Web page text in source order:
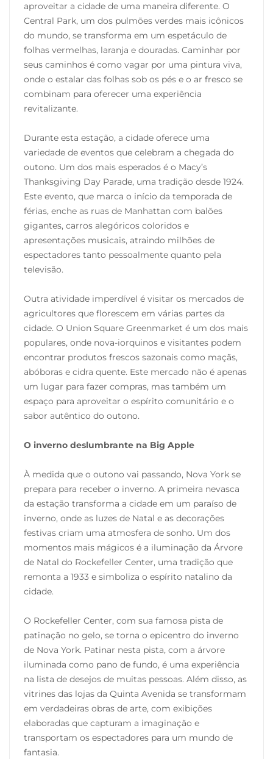
aproveitar a cidade de uma maneira diferente. O
Central Park, um dos pulmões verdes mais icônicos
do mundo, se transforma em um espetáculo de
folhas vermelhas, laranja e douradas. Caminhar por
seus caminhos é como vagar por uma pintura viva,
onde o estalar das folhas sob os pés e o ar fresco se
combinam para oferecer uma experiência
revitalizante.
Durante esta estação, a cidade oferece uma
variedade de eventos que celebram a chegada do
outono. Um dos mais esperados é o Macy’s
Thanksgiving Day Parade, uma tradição desde 1924.
Este evento, que marca o início da temporada de
férias, enche as ruas de Manhattan com balões
gigantes, carros alegóricos coloridos e
apresentações musicais, atraindo milhões de
espectadores tanto pessoalmente quanto pela
televisão.
Outra atividade imperdível é visitar os mercados de
agricultores que florescem em várias partes da
cidade. O Union Square Greenmarket é um dos mais
populares, onde nova-iorquinos e visitantes podem
encontrar produtos frescos sazonais como maçãs,
abóboras e cidra quente. Este mercado não é apenas
um lugar para fazer compras, mas também um
espaço para aproveitar o espírito comunitário e o
sabor autêntico do outono.
O inverno deslumbrante na Big Apple
À medida que o outono vai passando, Nova York se
prepara para receber o inverno. A primeira nevasca
da estação transforma a cidade em um paraíso de
inverno, onde as luzes de Natal e as decorações
festivas criam uma atmosfera de sonho. Um dos
momentos mais mágicos é a iluminação da Árvore
de Natal do Rockefeller Center, uma tradição que
remonta a 1933 e simboliza o espírito natalino da
cidade.
O Rockefeller Center, com sua famosa pista de
patinação no gelo, se torna o epicentro do inverno
de Nova York. Patinar nesta pista, com a árvore
iluminada como pano de fundo, é uma experiência
na lista de desejos de muitas pessoas. Além disso, as
vitrines das lojas da Quinta Avenida se transformam
em verdadeiras obras de arte, com exibições
elaboradas que capturam a imaginação e
transportam os espectadores para um mundo de
fantasia.